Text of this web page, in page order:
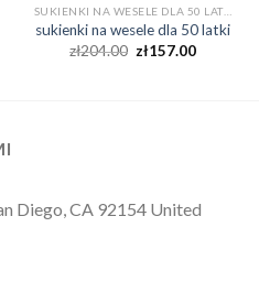
SUKIENKI NA WESELE DLA 50 LATKI
sukienki na wesele dla 50 latki
zł204.00 zł157.00
Diego, CA 92154 United